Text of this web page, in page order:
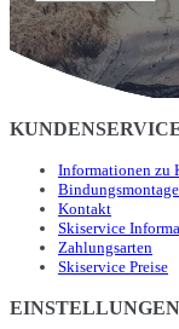
Informationen zu
Bindungsmontage
Kontakt
Skiservice
Zahlungsarten
Skiservice Preise